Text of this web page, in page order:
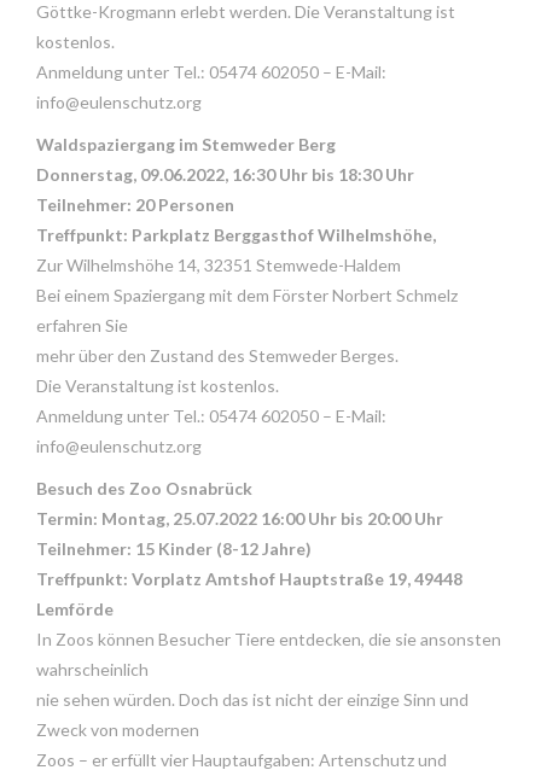
Göttke-Krogmann erlebt werden. Die Veranstaltung ist
kostenlos.
Anmeldung unter Tel.: 05474 602050 – E-Mail:
info@eulenschutz.org
Waldspaziergang im Stemweder Berg
Donnerstag, 09.06.2022, 16:30 Uhr bis 18:30 Uhr
Teilnehmer: 20 Personen
Treffpunkt: Parkplatz Berggasthof Wilhelmshöhe,
Zur Wilhelmshöhe 14, 32351 Stemwede-Haldem
Bei einem Spaziergang mit dem Förster Norbert Schmelz
erfahren Sie
mehr über den Zustand des Stemweder Berges.
Die Veranstaltung ist kostenlos.
Anmeldung unter Tel.: 05474 602050 – E-Mail:
info@eulenschutz.org
Besuch des Zoo Osnabrück
Termin: Montag, 25.07.2022 16:00 Uhr bis 20:00 Uhr
Teilnehmer: 15 Kinder (8-12 Jahre)
Treffpunkt: Vorplatz Amtshof Hauptstraße 19, 49448
Lemförde
In Zoos können Besucher Tiere entdecken, die sie ansonsten
wahrscheinlich
nie sehen würden. Doch das ist nicht der einzige Sinn und
Zweck von modernen
Zoos – er erfüllt vier Hauptaufgaben: Artenschutz und